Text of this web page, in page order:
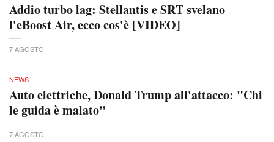
Addio turbo lag: Stellantis e SRT svelano
l'eBoost Air, ecco cos'è [VIDEO]
7 AGOSTO
NEWS
Auto elettriche, Donald Trump all'attacco: "Chi
le guida è malato"
7 AGOSTO